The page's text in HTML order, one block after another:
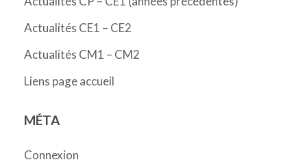
Actualités CE1 – CE2
Actualités CM1 – CM2
Liens page accueil
MÉTA
Connexion